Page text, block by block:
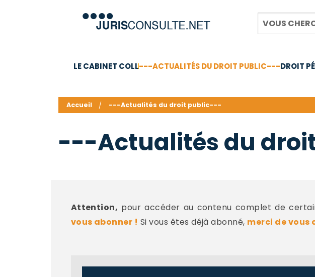
LE CABINET COLL---ACTUALITÉS DU DROIT PUBLIC---DROIT
Accueil ---Actualités du droit public---
---Actualités du
Attention, pour accéder au contenu complet de
vous abonner ! Si vous êtes déjà abonné, merci de vous